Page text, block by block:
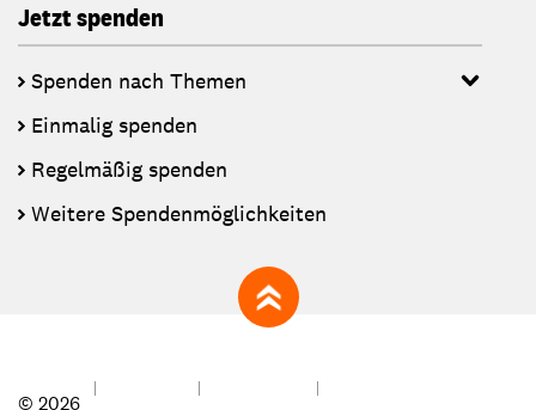
Jetzt spenden
Spenden nach Themen
Einmalig spenden
Regelmäßig spenden
Weitere Spendenmöglichkeiten
zum Seitenanfang
© 2026